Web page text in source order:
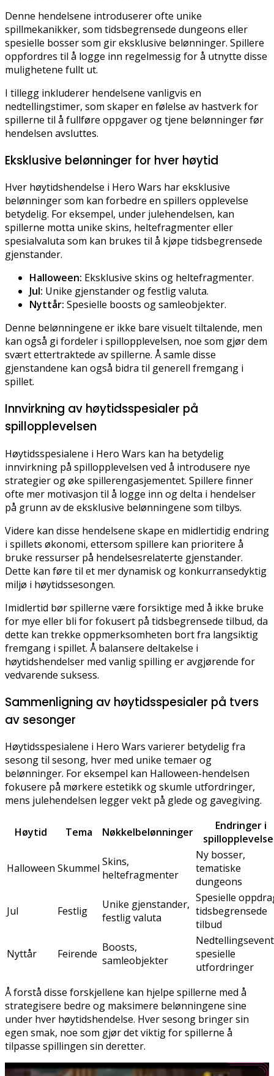
Denne hendelsene introduserer ofte unike
spillmekanikker, som tidsbegrensede dungeons eller
spesielle bosser som gir eksklusive belønninger. Spillere
oppfordres til å logge inn regelmessig for å utnytte disse
mulighetene fullt ut.
I tillegg inkluderer hendelsene vanligvis en
nedtellingstimer, som skaper en følelse av hastverk for
spillerne til å fullføre oppgaver og tjene belønninger før
hendelsen avsluttes.
Eksklusive belønninger for hver høytid
Hver høytidshendelse i Hero Wars har eksklusive
belønninger som kan forbedre en spillers opplevelse
betydelig. For eksempel, under julehendelsen, kan
spillerne motta unike skins, heltefragmenter eller
spesialvaluta som kan brukes til å kjøpe tidsbegrensede
gjenstander.
Halloween: Eksklusive skins og heltefragmenter.
Jul: Unike gjenstander og festlig valuta.
Nyttår: Spesielle boosts og samleobjekter.
Denne belønningene er ikke bare visuelt tiltalende, men
kan også gi fordeler i spillopplevelsen, noe som gjør dem
svært ettertraktede av spillerne. Å samle disse
gjenstandene kan også bidra til generell fremgang i
spillet.
Innvirkning av høytidsspesialer på
spillopplevelsen
Høytidsspesialene i Hero Wars kan ha betydelig
innvirkning på spillopplevelsen ved å introdusere nye
strategier og øke spillerengasjementet. Spillere finner
ofte mer motivasjon til å logge inn og delta i hendelser
på grunn av de eksklusive belønningene som tilbys.
Videre kan disse hendelsene skape en midlertidig endring
i spillets økonomi, ettersom spillere kan prioritere å
bruke ressurser på hendelsesrelaterte gjenstander.
Dette kan føre til et mer dynamisk og konkurransedyktig
miljø i høytidssesongen.
Imidlertid bør spillerne være forsiktige med å ikke bruke
for mye eller bli for fokusert på tidsbegrensede tilbud, da
dette kan trekke oppmerksomheten bort fra langsiktig
fremgang i spillet. Å balansere deltakelse i
høytidshendelser med vanlig spilling er avgjørende for
vedvarende suksess.
Sammenligning av høytidsspesialer på tvers
av sesonger
Høytidsspesialene i Hero Wars varierer betydelig fra
sesong til sesong, hver med unike temaer og
belønninger. For eksempel kan Halloween-hendelsen
fokusere på mørkere estetikk og skumle utfordringer,
mens julehendelsen legger vekt på glede og gavegiving.
Høytid Tema Nøkkelbelønninger
Endringer i
Halloween Skummel Skins,
heltefragmenter
Ny bosser,
tematiske
dungeons
Jul Festlig
Unike gjenstander,
festlig valuta
Spesielle
tidsbegrensede
tilbud
Nyttår Feirende Boosts,
samleobjekter
spesielle
utfordringer
Å forstå disse forskjellene kan hjelpe spillerne med å
strategisere bedre og maksimere belønningene sine
under hver høytidshendelse. Hver sesong bringer sin
egen smak, noe som gjør det viktig for spillerne å
tilpasse spillingen sin deretter.